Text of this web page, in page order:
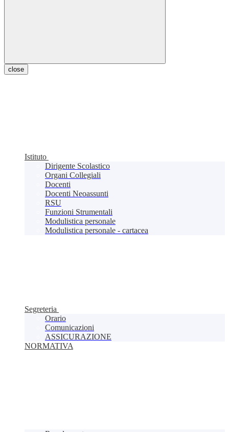
close
Istituto
Dirigente Scolastico
Organi Collegiali
Docenti
Docenti Neoassunti
RSU
Funzioni Strumentali
Modulistica personale
Modulistica personale - cartacea
Segreteria
Orario
Comunicazioni
ASSICURAZIONE
NORMATIVA